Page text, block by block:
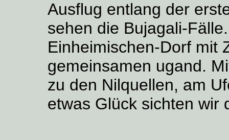
Ausflug entlang der
sehen die Bujagali-
Einheimischen-Dorf mit
gemeinsamen ugand.
zu den Nilquellen, am
etwas Glück sichten wir